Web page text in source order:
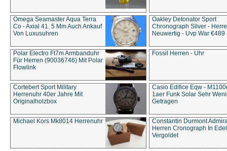
Omega Seamaster Aqua Terra
Co - Axial 41. 5 Mm Auch Ankauf
Von Luxusuhren
Oakley Detonator Sport
Chronograph Silver -
Neuwertig - Uvp War €489
Polar Electro Ft7m Armbanduhr
Für Herren (90036746) Mit Polar
Flowlink
Fossil Herren - Uhr
Cortebert Sport Military
Herrenuhr 40er Jahre Mit
Originalholzbox
Casio Edifice Eqw -
1aer Funk Solar Sehr
Getragen
Michael Kors Mk8014 Herrenuhr
Constantin Durmont
Herren Cronograph In
Vergoldet